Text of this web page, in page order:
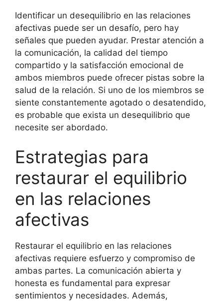
Identificar un desequilibrio en las relaciones
afectivas puede ser un desafío, pero hay
señales que pueden ayudar. Prestar atención a
la comunicación, la calidad del tiempo
compartido y la satisfacción emocional de
ambos miembros puede ofrecer pistas sobre la
salud de la relación. Si uno de los miembros se
siente constantemente agotado o desatendido,
es probable que exista un desequilibrio que
necesite ser abordado.
Estrategias para
restaurar el equilibrio
en las relaciones
afectivas
Restaurar el equilibrio en las relaciones
afectivas requiere esfuerzo y compromiso de
ambas partes. La comunicación abierta y
honesta es fundamental para expresar
sentimientos y necesidades. Además,